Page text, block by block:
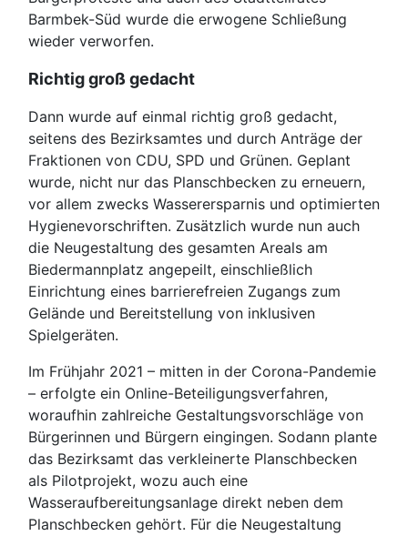
Barmbek-Süd wurde die erwogene Schließung
wieder verworfen.
Richtig groß gedacht
Dann wurde auf einmal richtig groß gedacht,
seitens des Bezirksamtes und durch Anträge der
Fraktionen von CDU, SPD und Grünen. Geplant
wurde, nicht nur das Planschbecken zu erneuern,
vor allem zwecks Wasserersparnis und optimierten
Hygienevorschriften. Zusätzlich wurde nun auch
die Neugestaltung des gesamten Areals am
Biedermannplatz angepeilt, einschließlich
Einrichtung eines barrierefreien Zugangs zum
Gelände und Bereitstellung von inklusiven
Spielgeräten.
Im Frühjahr 2021 – mitten in der Corona-Pandemie
– erfolgte ein Online-Beteiligungsverfahren,
woraufhin zahlreiche Gestaltungsvorschläge von
Bürgerinnen und Bürgern eingingen. Sodann plante
das Bezirksamt das verkleinerte Planschbecken
als Pilotprojekt, wozu auch eine
Wasseraufbereitungsanlage direkt neben dem
Planschbecken gehört. Für die Neugestaltung